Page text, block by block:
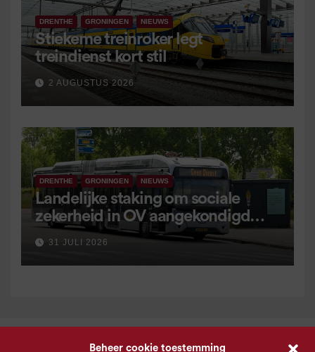
Beheer cookie toestemming
DRENTHE GRONINGEN NIEUWS
Stiekeme treinroker legt
treindienst kort stil
2 AUGUSTUS 2026
DRENTHE GRONINGEN NIEUWS
Landelijke staking om sociale
zekerheid in OV aangekondigd
voor 9 september
31 JULI 2026